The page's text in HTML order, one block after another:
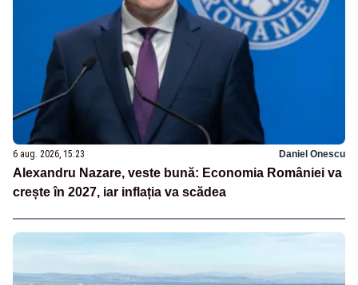
6 aug. 2026, 15:23 Daniel Onescu
Alexandru Nazare, veste bună: Economia României va
crește în 2027, iar inflația va scădea